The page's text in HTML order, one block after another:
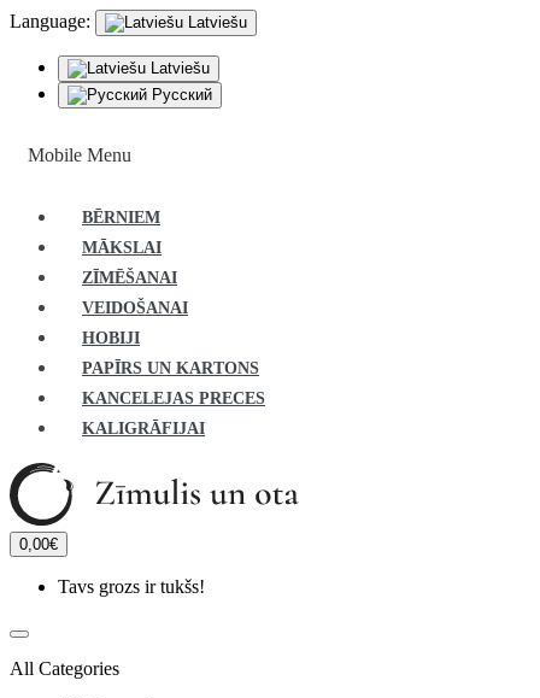
Language: Latviešu
Latviešu
Русский
Mobile Menu
BĒRNIEM
MĀKSLAI
ZĪMĒŠANAI
VEIDOŠANAI
HOBIJI
PAPĪRS UN KARTONS
KANCELEJAS PRECES
KALIGRĀFIJAI
0,00€
Tavs grozs ir tukšs!
All Categories